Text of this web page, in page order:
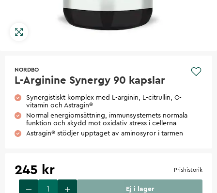
NORDBO
L-Arginine Synergy 90 kapslar
Synergistiskt komplex med L-arginin, L-citrullin, C-
vitamin och Astragin®
Normal energiomsättning, immunsystemets normala
funktion och skydd mot oxidativ stress i cellerna
Astragin® stödjer upptaget av aminosyror i tarmen
245 kr Prishistorik
Ej i lager